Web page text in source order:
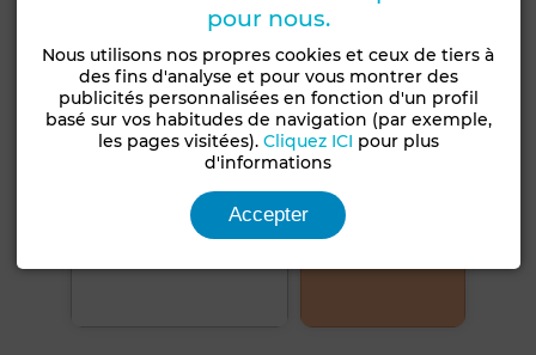
+5 PHOTOS
pour nous.
Nous utilisons nos propres cookies et ceux de tiers à
des fins d'analyse et pour vous montrer des
publicités personnalisées en fonction d'un profil
basé sur vos habitudes de navigation (par exemple,
les pages visitées). Cliquez ICI pour plus
d'informations
Accepter